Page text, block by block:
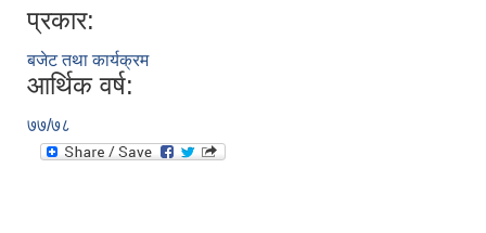
प्रकार:
बजेट तथा कार्यक्रम
आर्थिक वर्ष:
७७/७८